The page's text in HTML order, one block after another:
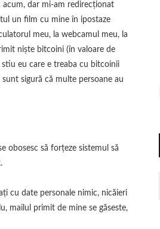
acum, dar mi-am redirecționat
un film cu mine în ipostaze
meu, la webcamul meu, la
niște bitcoini (în valoare de
eu care e treaba cu bitcoinii
sigură că multe persoane au
obosesc să forțeze sistemul să
cu date personale nimic, nicăieri
mailul primit de mine se găseste,